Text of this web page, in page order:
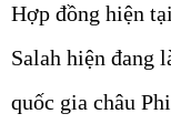
Hợp đồng hiện
Salah hiện đang
quốc gia châu